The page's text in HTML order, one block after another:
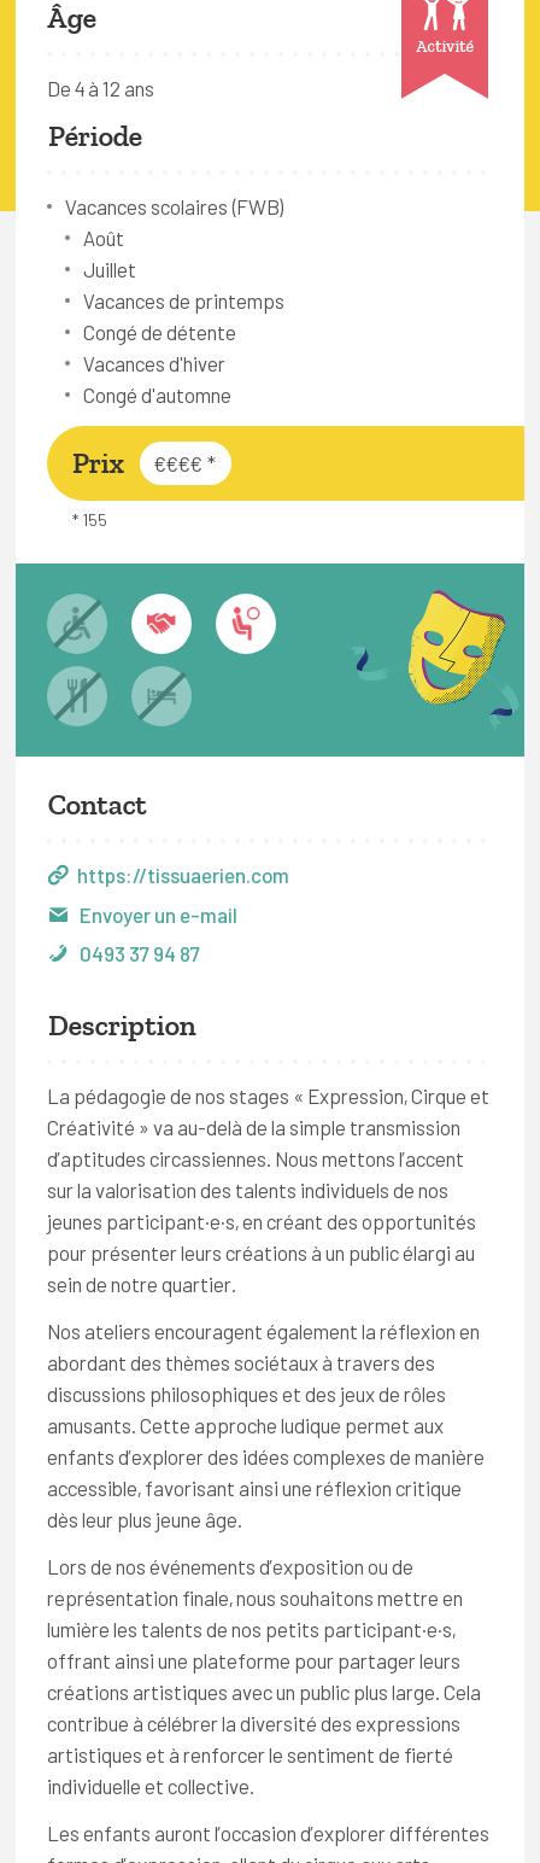
Activité
Âge
De 4 à 12 ans
Période
Vacances scolaires (FWB)
Août
Juillet
Vacances de printemps
Congé de détente
Vacances d'hiver
Congé d'automne
Prix €€€€ *
* 155
Contact
https://tissuaerien.com
Envoyer un e-mail
0493 37 94 87
Description
La pédagogie de nos stages « Expression, Cirque et
Créativité » va au-delà de la simple transmission
d’aptitudes circassiennes. Nous mettons l’accent
sur la valorisation des talents individuels de nos
jeunes participant·e·s, en créant des opportunités
pour présenter leurs créations à un public élargi au
sein de notre quartier.
Nos ateliers encouragent également la réflexion en
abordant des thèmes sociétaux à travers des
discussions philosophiques et des jeux de rôles
amusants. Cette approche ludique permet aux
enfants d’explorer des idées complexes de manière
accessible, favorisant ainsi une réflexion critique
dès leur plus jeune âge.
Lors de nos événements d’exposition ou de
représentation finale, nous souhaitons mettre en
lumière les talents de nos petits participant·e·s,
offrant ainsi une plateforme pour partager leurs
créations artistiques avec un public plus large. Cela
contribue à célébrer la diversité des expressions
artistiques et à renforcer le sentiment de fierté
individuelle et collective.
Les enfants auront l’occasion d’explorer différentes